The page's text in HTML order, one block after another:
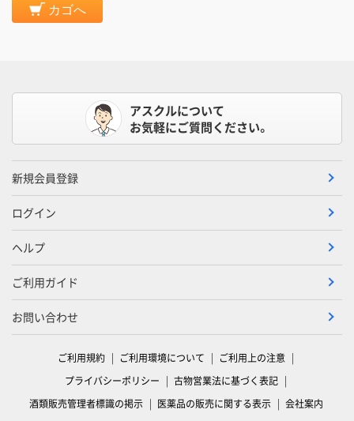
カゴへ
アスクルについて
お気軽にご質問ください。
新規会員登録
ログイン
ヘルプ
ご利用ガイド
お問い合わせ
ご利用規約 ご利用環境について
ご利用上の注意
プライバシーポリシー
古物営業法に基づく表記
酒類販売管理者標識の掲示
医薬品の販売に関する表示 会社案内